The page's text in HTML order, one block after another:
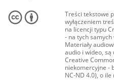
Treści tekstowe
wyłączeniem
na licencji typu
- na tych samych
Materiały
audio i wideo,
Creative
niekomercyjne -
NC-ND 4.0), o